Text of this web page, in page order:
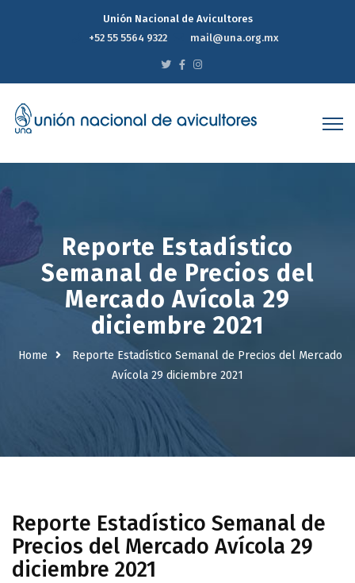
Unión Nacional de Avicultores
+52 55 5564 9322
mail@una.org.mx
Reporte Estadístico
Semanal de Precios del
Mercado Avícola 29
diciembre 2021
Home
Reporte Estadístico Semanal de Precios del Mercado
Avícola 29 diciembre 2021
Reporte Estadístico Semanal de
Precios del Mercado Avícola 29
diciembre 2021